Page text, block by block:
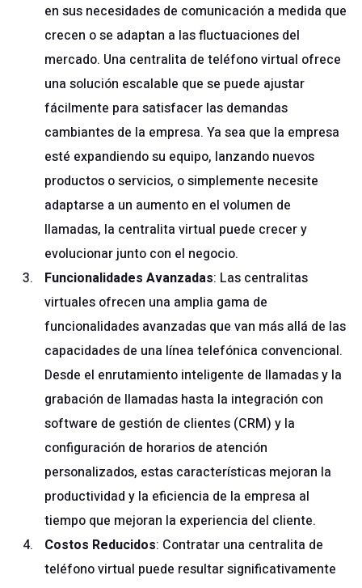
en sus necesidades de comunicación a medida que
crecen o se adaptan a las fluctuaciones del
mercado. Una centralita de teléfono virtual ofrece
una solución escalable que se puede ajustar
fácilmente para satisfacer las demandas
cambiantes de la empresa. Ya sea que la empresa
esté expandiendo su equipo, lanzando nuevos
productos o servicios, o simplemente necesite
adaptarse a un aumento en el volumen de
llamadas, la centralita virtual puede crecer y
evolucionar junto con el negocio.
Funcionalidades Avanzadas: Las centralitas
virtuales ofrecen una amplia gama de
funcionalidades avanzadas que van más allá de las
capacidades de una línea telefónica convencional.
Desde el enrutamiento inteligente de llamadas y la
grabación de llamadas hasta la integración con
software de gestión de clientes (CRM) y la
configuración de horarios de atención
personalizados, estas características mejoran la
productividad y la eficiencia de la empresa al
tiempo que mejoran la experiencia del cliente.
Costos Reducidos: Contratar una centralita de
teléfono virtual puede resultar significativamente